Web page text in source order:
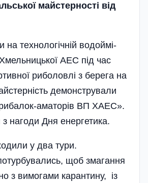
майстерності від
на технологічній водоймі-
АЕС під час
риболовлі з берега на
демонстрували
аматорів ВП ХАЕС».
з нагоди Дня енергетика.
у два тури.
щоб змагання
з вимогами карантину, із